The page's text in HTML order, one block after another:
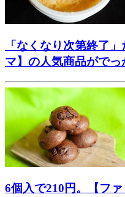
「なくなり次第終了
マ】の人気商品がでっ
6個入で210円。【フ